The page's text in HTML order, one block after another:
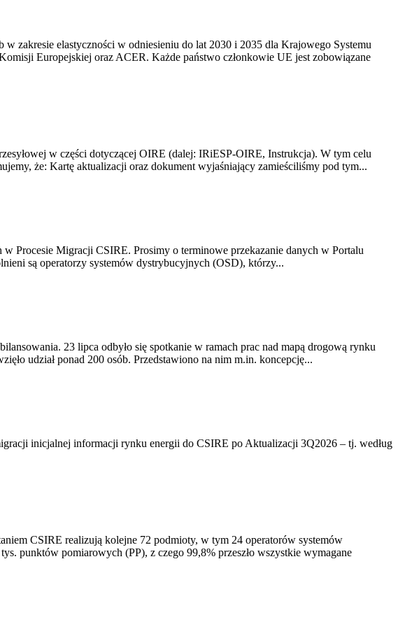
zakresie elastyczności w odniesieniu do lat 2030 i 2035 dla Krajowego Systemu
Europejskiej oraz ACER. Każde państwo członkowie UE jest zobowiązane
w części dotyczącej OIRE (dalej: IRiESP-OIRE, Instrukcja). W tym celu
że: Kartę aktualizacji oraz dokument wyjaśniający zamieściliśmy pod tym...
Procesie Migracji CSIRE. Prosimy o terminowe przekazanie danych w Portalu
są operatorzy systemów dystrybucyjnych (OSD), którzy...
23 lipca odbyło się spotkanie w ramach prac nad mapą drogową rynku
udział ponad 200 osób. Przedstawiono na nim m.in. koncepcję...
inicjalnej informacji rynku energii do CSIRE po Aktualizacji 3Q2026 – tj. według
CSIRE realizują kolejne 72 podmioty, w tym 24 operatorów systemów
punktów pomiarowych (PP), z czego 99,8% przeszło wszystkie wymagane